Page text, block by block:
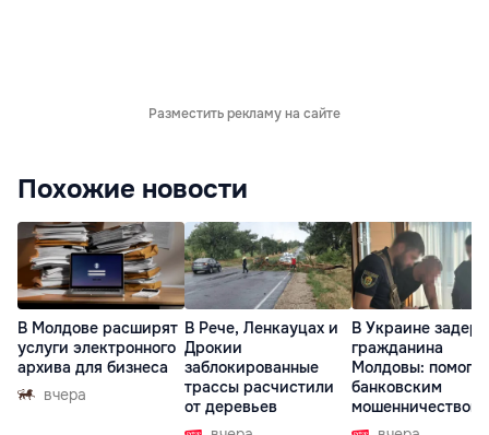
Разместить рекламу на сайте
Похожие новости
В Молдове расширят
услуги электронного
архива для бизнеса
вчера
В Рече, Ленкауцах и
Дрокии
заблокированные
трассы расчистили
от деревьев
В Украине
гражданина
Молдовы:
банковским
мошенничеством
Чехии